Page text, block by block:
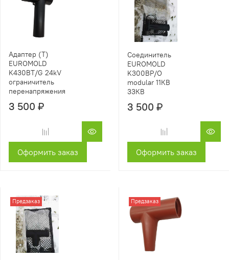
Адаптер (T)
EUROMOLD
K430BT/G 24kV
ограничитель
перенапряжения
3 500 ₽
Оформить заказ
Соединитель
EUROMOLD
K300BP/O
modular 11КВ
33КВ
3 500 ₽
Оформить заказ
Предзаказ Предзаказ